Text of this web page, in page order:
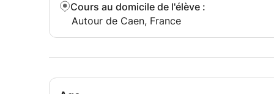
Cours au domicile de l'élève :
Autour de Caen, France